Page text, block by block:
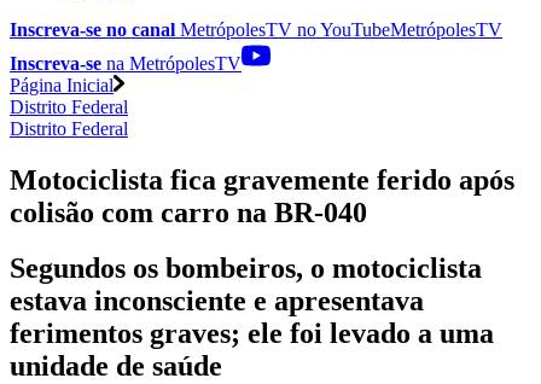
Inscreva-se no canal MetrópolesTV noYouTubeMetrópolesTV
Inscreva-se na MetrópolesTV
Página Inicial
Distrito Federal
Distrito Federal
Motociclista fica gravemente ferido após
colisão com carro na BR-040
Segundos os bombeiros, o motociclista
estava inconsciente e apresentava
ferimentos graves; ele foi levado a uma
unidade de saúde